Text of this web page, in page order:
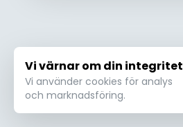
Vi värnar om din integritet
Vi använder cookies för analys
och marknadsföring.